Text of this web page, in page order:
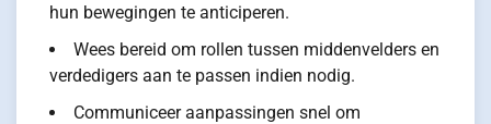
hun bewegingen te anticiperen.
Wees bereid om rollen tussen middenvelders en
verdedigers aan te passen indien nodig.
Communiceer aanpassingen snel om